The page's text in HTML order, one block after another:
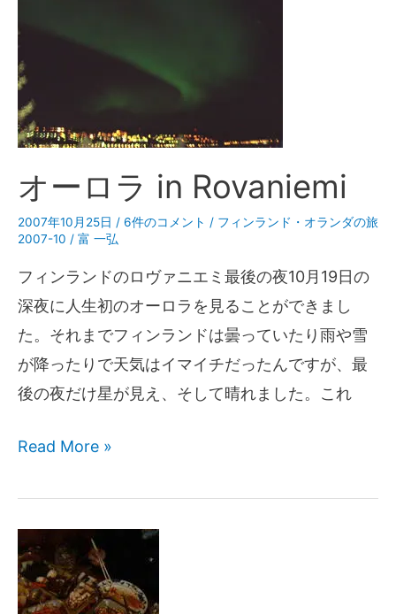
オーロラ in Rovaniemi
2007年10月25日 / 6件のコメント / フィンランド・オランダの旅
2007-10 / 富 一弘
フィンランドのロヴァニエミ最後の夜10月19日の
深夜に人生初のオーロラを見ることができまし
た。それまでフィンランドは曇っていたり雨や雪
が降ったりで天気はイマイチだったんですが、最
後の夜だけ星が見え、そして晴れました。これ
Read More »